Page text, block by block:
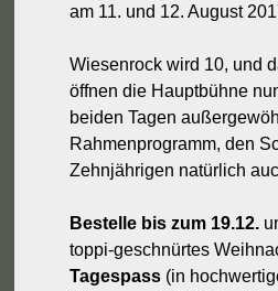
am 11. und 12. August
Wiesenrock wird 10, und
öffnen die Hauptbühne
beiden Tagen
Rahmenprogramm, den
Zehnjährigen natürlich
Bestelle bis zum 19.12.
toppi-geschnürtes
Tagespass(in